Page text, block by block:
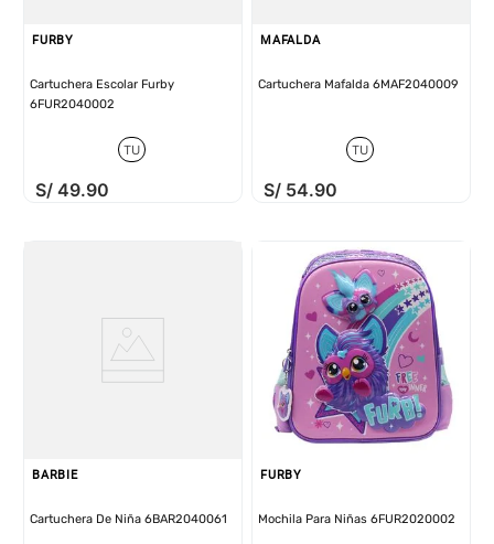
FURBY
Cartuchera Escolar Furby
6FUR2040002
TU
S/ 49.90
MAFALDA
Cartuchera Mafalda 6MAF2040009
TU
S/ 54.90
BARBIE
Cartuchera De Niña 6BAR2040061
FURBY
Mochila Para Niñas 6FUR2020002